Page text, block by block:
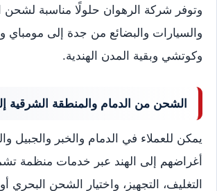
وتوفر شركة الرهوان حلولًا مناسبة
والسيارات والبضائع من جدة إلى مومباي
وكوتشي وبقية المدن الهندية.
الشحن من الدمام والمنطقة الشرقية
يمكن للعملاء في الدمام والخبر والجبيل
أغراضهم إلى الهند عبر خدمات منظمة
التغليف، التجهيز، واختيار الشحن